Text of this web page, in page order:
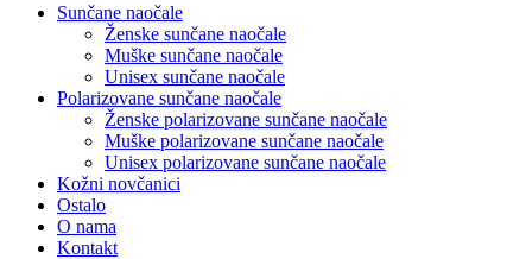
Sunčane naočale
Ženske sunčane naočale
Muške sunčane naočale
Unisex sunčane naočale
Polarizovane sunčane naočale
Ženske polarizovane sunčane naočale
Muške polarizovane sunčane naočale
Unisex polarizovane sunčane naočale
Kožni novčanici
Ostalo
O nama
Kontakt